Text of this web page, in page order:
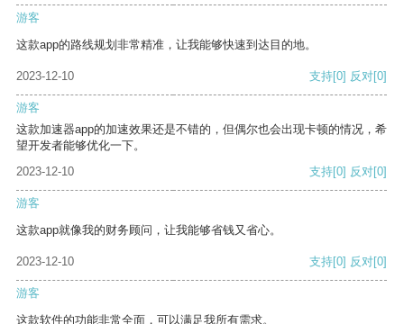
游客
这款app的路线规划非常精准，让我能够快速到达目的地。
2023-12-10 支持[0] 反对[0]
游客
这款加速器app的加速效果还是不错的，但偶尔也会出现卡顿的情况，希
望开发者能够优化一下。
2023-12-10
支持[0] 反对[0]
游客
这款app就像我的财务顾问，让我能够省钱又省心。
2023-12-10 支持[0] 反对[0]
游客
这款软件的功能非常全面，可以满足我所有需求。